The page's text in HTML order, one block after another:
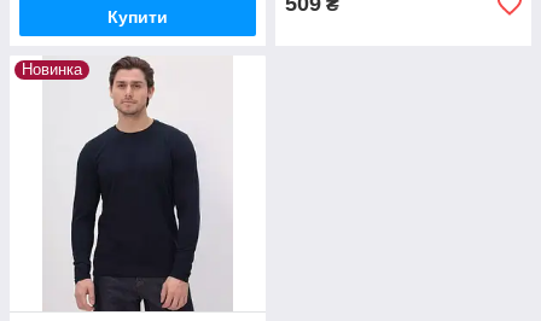
Купити
₴
Новинка